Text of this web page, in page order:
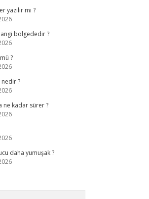
yazılır mı ?
bölgededir ?
?
?
ne kadar sürer ?
daha yumuşak ?